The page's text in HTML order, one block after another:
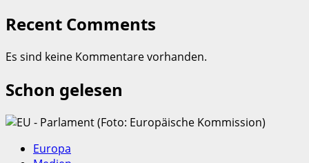
Recent Comments
Es sind keine Kommentare vorhanden.
Schon gelesen
Europa